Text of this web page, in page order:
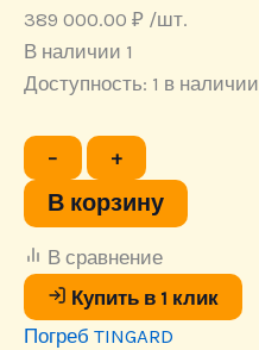
389 000.00 ₽ /шт.
В наличии 1
Доступность: 1 в наличии
−
Количество
товара
Оптимум
XL
+
В корзину
В сравнение
Купить в 1 клик
Погреб TINGARD